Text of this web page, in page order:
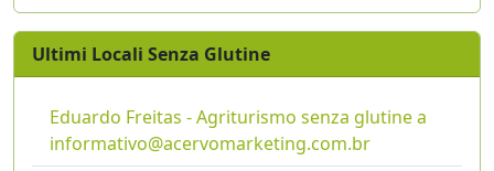
Ultimi Locali Senza Glutine
Eduardo Freitas - Agriturismo senza glutine a
informativo@acervomarketing.com.br